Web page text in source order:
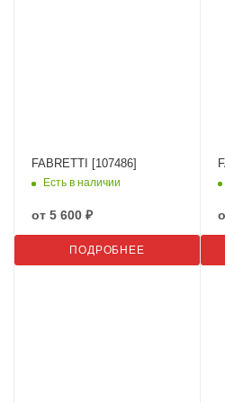
FABRETTI [107486]
Есть в наличии
от 5 600 ₽
ПОДРОБНЕЕ